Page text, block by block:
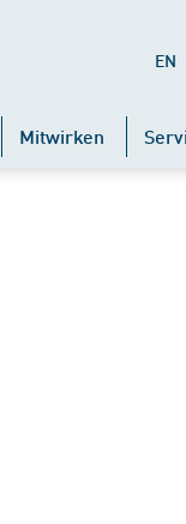
EN
Mitwirken